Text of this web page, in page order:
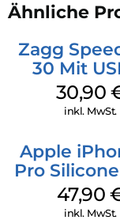
Ähnliche
Zagg
30 Mit
Kabel
30,90
inkl. MwSt.
Apple
Pro
MagSafe
47,90
inkl. MwSt.